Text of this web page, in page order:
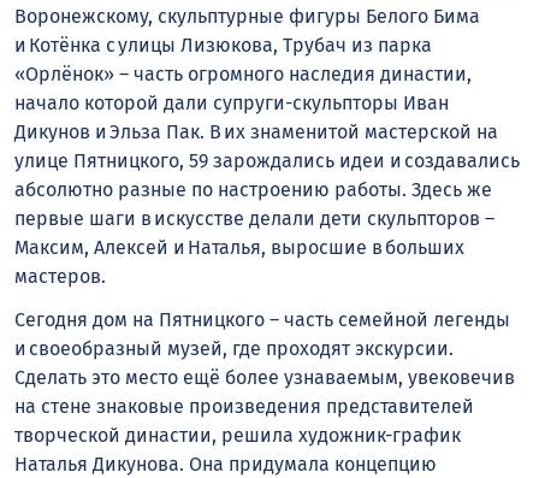
Воронежскому, скульптурные фигуры Белого Бима
и Котёнка с улицы Лизюкова, Трубач из парка
«Орлёнок» – часть огромного наследия династии,
начало которой дали супруги-скульпторы Иван
Дикунов и Эльза Пак. В их знаменитой мастерской на
улице Пятницкого, 59 зарождались идеи и создавались
абсолютно разные по настроению работы. Здесь же
первые шаги в искусстве делали дети скульпторов –
Максим, Алексей и Наталья, выросшие в больших
мастеров.
Сегодня дом на Пятницкого – часть семейной легенды
и своеобразный музей, где проходят экскурсии.
Сделать это место ещё более узнаваемым, увековечив
на стене знаковые произведения представителей
творческой династии, решила художник-график
Наталья Дикунова. Она придумала концепцию